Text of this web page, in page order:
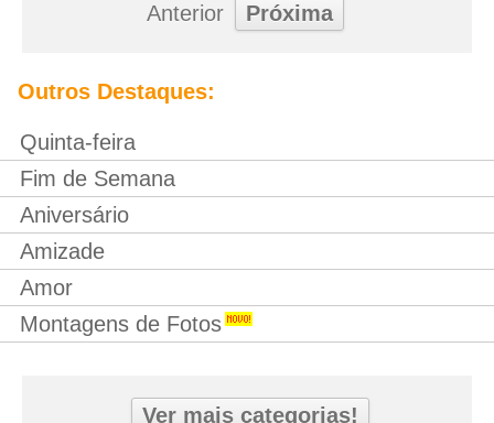
Anterior Próxima
Outros Destaques:
Quinta-feira
Fim de Semana
Aniversário
Amizade
Amor
Montagens de Fotos
Ver mais categorias!